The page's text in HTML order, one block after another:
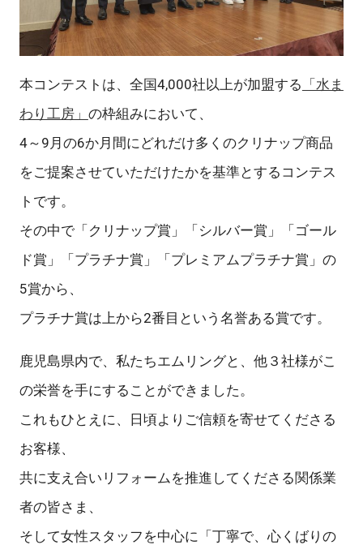
本コンテストは、全国4,000社以上が加盟する 「水ま
わり工房」 の枠組みにおいて、
4～9月の6か月間にどれだけ多くのクリナップ商品
をご提案させていただけたかを基準とするコンテス
トです。
その中で「クリナップ賞」「シルバー賞」「ゴール
ド賞」「プラチナ賞」「プレミアムプラチナ賞」の
5賞から、
プラチナ賞は上から2番目という名誉ある賞です。
鹿児島県内で、私たちエムリングと、他３社様がこ
の栄誉を手にすることができました。
これもひとえに、日頃よりご信頼を寄せてくださる
お客様、
共に支え合いリフォームを推進してくださる関係業
者の皆さま、
そして女性スタッフを中心に「丁寧で、心くばりの